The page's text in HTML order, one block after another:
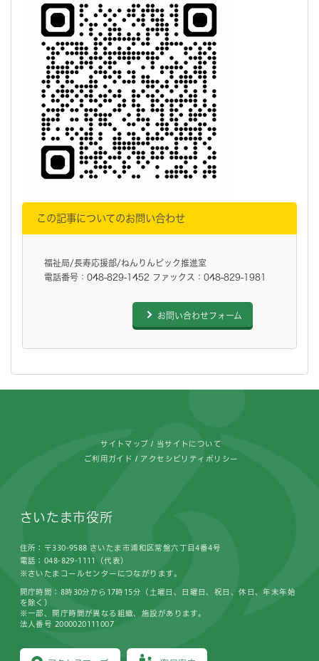
この記事についてのお問い合わせ
福祉局/長寿応援部/ねんりんピック推進室
電話番号：048-829-1452 ファックス：048-829-1981
お問い合わせフォーム
サイトマップ 当サイトについて
ご利用ガイド アクセシビリティポリシー
さいたま市役所
住所：〒330-9588 さいたま市浦和区常盤六丁目4番4号
電話：048-829-1111（代表）
※さいたまコールセンターにつながります。
開庁時間：8時30分から17時15分（土曜日、日曜日、祝日、休日、年末年始
を除く）
※一部、開庁時間が異なる組織、施設があります。
法人番号 2000020111007